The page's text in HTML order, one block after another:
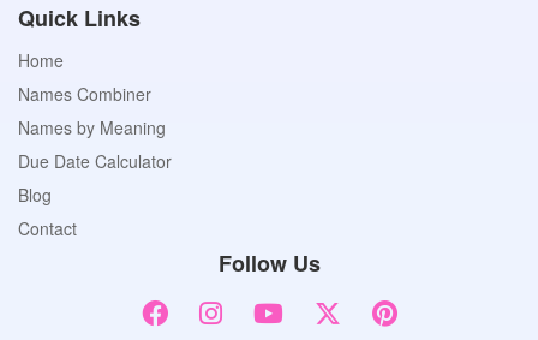
Quick Links
Home
Names Combiner
Names by Meaning
Due Date Calculator
Blog
Contact
Follow Us